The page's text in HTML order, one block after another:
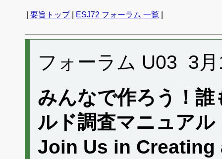
要旨トップ| ESJ72 フォーラム 一覧
フォーラム U03 3
みんなで作ろう！
ルド調査マニュアル
Join Us in